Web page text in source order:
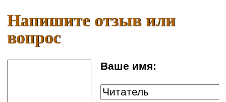
Напишите отзыв или
вопрос
Ваше имя: